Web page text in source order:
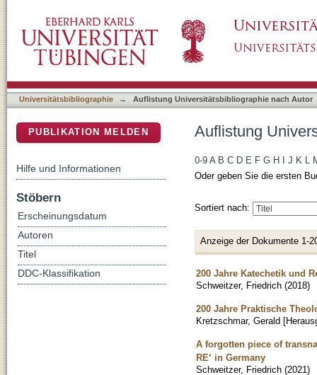
Universitätsbibliographie → Auflistung Universitätsbibliographie nach Autor
Auflistung
0-9 A B C D E F G H J K L
Oder geben Sie die ersten
Sortiert nach:
Anzeige der Dokumente 1-
200 Jahre Katechetik und
Schweitzer, Friedrich (2018)
200 Jahre Praktische
Kretzschmar, Gerald
A forgotten piece of
RE‘ in Germany
Schweitzer, Friedrich (2021)
PUBLIKATION MELDEN
Hilfe und Informationen
Stöbern
Erscheinungsdatum
Autoren
Titel
DDC-Klassifikation